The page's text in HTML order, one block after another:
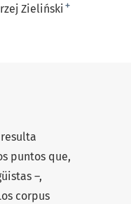
Zieliński +
puntos que,
–,
corpus